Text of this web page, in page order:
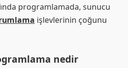
programlamada, sunucu
işlevlerinin çoğunu
nedir